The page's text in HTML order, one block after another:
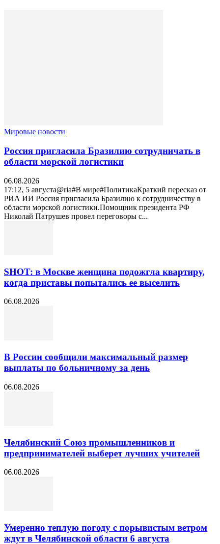
Мировые новости
Россия пригласила Бразилию сотрудничать в
области морской логистики
06.08.2026
17:12, 5 августа@ria#В мире#ПолитикаКраткий пересказ от
РИА ИИ Россия пригласила Бразилию к сотрудничеству в
области морской логистики.Помощник президента РФ
Николай Патрушев провел переговоры с...
SHOT: в Москве женщина подожгла квартиру,
когда приставы попытались ее выселить
06.08.2026
В России сообщили максимальный размер
выплаты по больничному за день
06.08.2026
Челябинский Союз промышленников и
предпринимателей выберет лучших учителей
06.08.2026
Умеренно теплую погоду с порывистым ветром
ждут в Челябинской области 6 августа